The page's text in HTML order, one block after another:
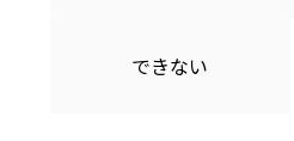
できない